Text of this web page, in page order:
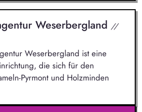
Weserbergland //
Weserbergland ist eine
die sich für den
Pyrmont und Holzminden